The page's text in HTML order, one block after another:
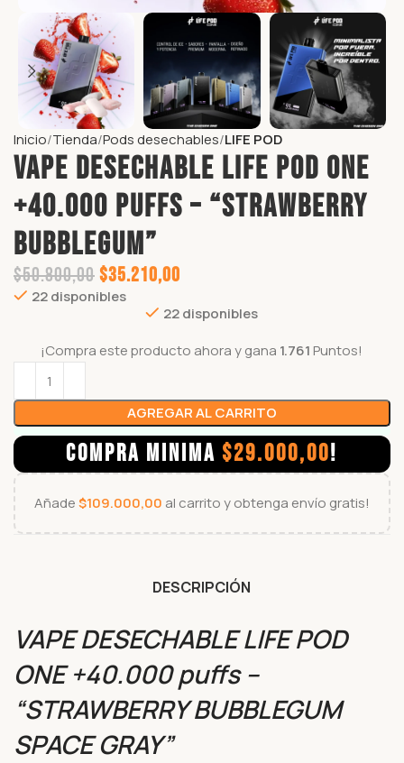
Inicio Tienda Pods desechables LIFE POD
VAPE DESECHABLE LIFE POD ONE
+40.000 puffs – “STRAWBERRY
BUBBLEGUM”
$50.800,00$35.210,00
22 disponibles
22 disponibles
¡Compra este producto ahora y gana 1.761 Puntos!
AGREGAR AL CARRITO
COMPRA MINIMA $29.000,00!
Añade$109.000,00 al carrito y obtenga envío gratis!
DESCRIPCIÓN
VAPE DESECHABLE LIFE POD
ONE +40.000 puffs –
“STRAWBERRY BUBBLEGUM
SPACE GRAY”